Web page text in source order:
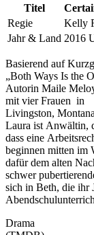
Titel
Regie
Kelly
Jahr & Land 2016
Basierend auf
„Both Ways Is the
Autorin Maile
mit vier Frauen in
Livingston,
Laura ist Anwältin,
dass eine
beginnen mitten im
dafür dem alten
schwer
sich in Beth, die ihr
Drama